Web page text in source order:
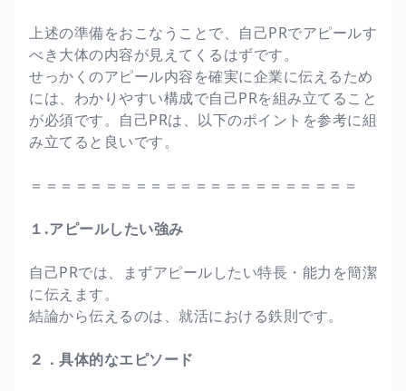
上述の準備をおこなうことで、自己PRでアピールす
べき大体の内容が見えてくるはずです。
せっかくのアピール内容を確実に企業に伝えるため
には、わかりやすい構成で自己PRを組み立てること
が必須です。自己PRは、以下のポイントを参考に組
み立てると良いです。
＝＝＝＝＝＝＝＝＝＝＝＝＝＝＝＝＝＝＝＝＝＝
１.アピールしたい強み
自己PRでは、まずアピールしたい特長・能力を簡潔
に伝えます。
結論から伝えるのは、就活における鉄則です。
２．具体的なエピソード